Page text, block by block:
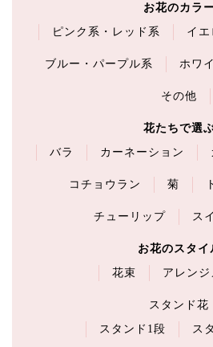
お花のカラ
ピンク系・レッド系
イ
ブルー・パープル系 ホワ
その他
花たちで選
バラ
カーネーション
コチョウラン 菊
チューリップ ス
お花のスタイ
花束
アレンジ
スタンド花
スタンド1段
ス